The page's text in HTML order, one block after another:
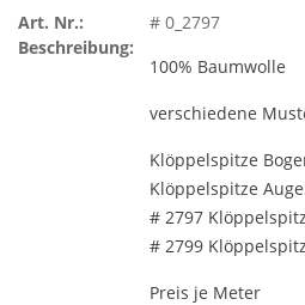
Art. Nr.:
# 0_2797
Beschreibung:
100% Baumwolle
verschiedene
Klöppelspitze
Klöppelspitze
# 2797
# 2799
Preis je Meter